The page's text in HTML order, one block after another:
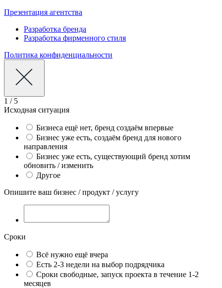
Презентация агентства
Разработка бренда
Разработка фирменного стиля
Политика конфиденциальности
1 / 5
Исходная ситуация
Бизнеса ещё нет, бренд создаём впервые
Бизнес уже есть, создаём бренд для нового
направления
Бизнес уже есть, существующий бренд хотим
обновить / изменить
Другое
Опишите ваш бизнес / продукт / услугу
Сроки
Всё нужно ещё вчера
Есть 2-3 недели на выбор подрядчика
Сроки свободные, запуск проекта в течение 1-2
месяцев